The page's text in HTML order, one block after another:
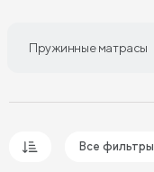
Пружинные матрасы
Все фильтры